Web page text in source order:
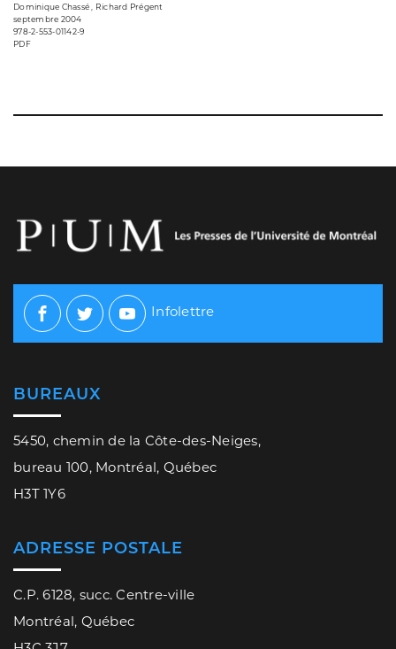
Dominique Chassé , Richard Prégent
septembre 2004
978-2-553-01142-9
PDF
Facebook
TwitterYoutube
Infolettre
BUREAUX
5450, chemin de la Côte-des-Neiges,
bureau 100, Montréal, Québec
H3T 1Y6
ADRESSE POSTALE
C.P. 6128, succ. Centre-ville
Montréal, Québec